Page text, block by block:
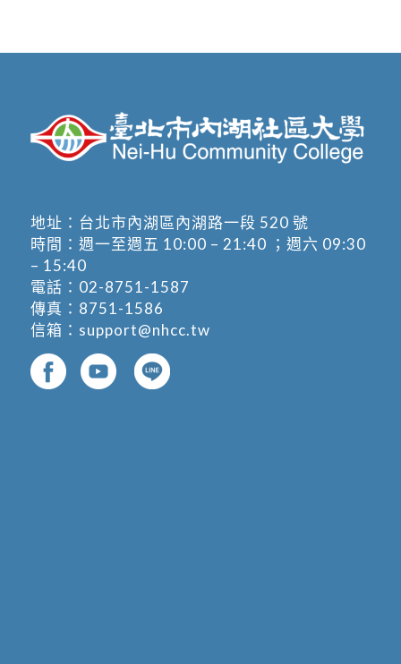
地址： 台北市內湖區內湖路一段 520 號
時間：週一至週五 10:00 – 21:40 ；週六 09:30
– 15:40
電話： 02-8751-1587
傳真：8751-1586
信箱： support@nhcc.tw